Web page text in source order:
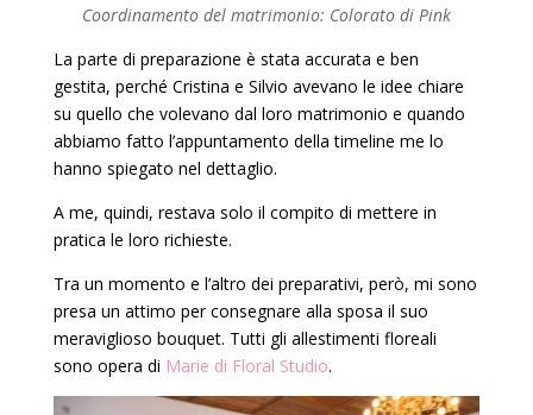
Coordinamento del matrimonio: Colorato di Pink
La parte di preparazione è stata accurata e ben
gestita, perché Cristina e Silvio avevano le idee chiare
su quello che volevano dal loro matrimonio e quando
abbiamo fatto l’appuntamento della timeline me lo
hanno spiegato nel dettaglio.
A me, quindi, restava solo il compito di mettere in
pratica le loro richieste.
Tra un momento e l’altro dei preparativi, però, mi sono
presa un attimo per consegnare alla sposa il suo
meraviglioso bouquet. Tutti gli allestimenti floreali
sono opera di Marie di Floral Studio.